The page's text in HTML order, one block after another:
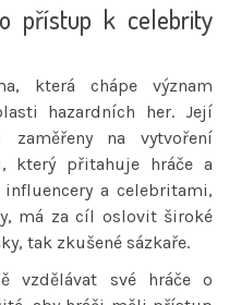
přístup k celebrity
která chápe význam
hazardních her. Její
zaměřeny na vytvoření
který přitahuje hráče a
a celebritami,
má za cíl oslovit široké
tak zkušené sázkaře.
vzdělávat své hráče o